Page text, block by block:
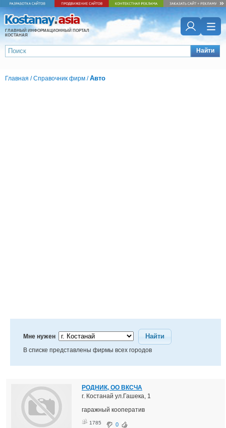
ГЛАВНЫЙ ИНФОРМАЦИОННЫЙ ПОРТАЛ
КОСТАНАЯ
Найти
Главная /Справочник фирм /Авто
Мне нужен Найти
В списке представлены фирмы всех городов
РОДНИК, ОО ВКСЧА
г. Костанай ул.Гашека, 1
гаражный кооператив
1785 0